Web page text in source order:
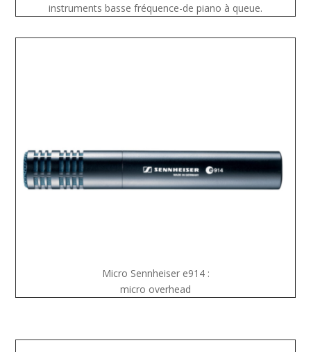
instruments basse fréquence-de piano à queue.
Micro Sennheiser e914 :
micro overhead